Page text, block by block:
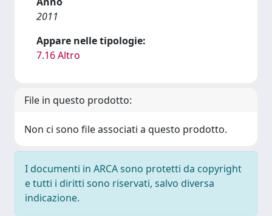
2011
Appare nelle tipologie:
7.16 Altro
File in questo prodotto:
Non ci sono file associati a questo prodotto.
I documenti in ARCA sono protetti da copyright
e tutti i diritti sono riservati, salvo diversa
indicazione.